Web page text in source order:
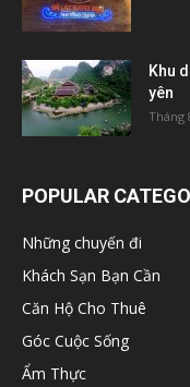
Khu
yên
Tháng
POPULAR
Những chuyến đi
Khách Sạn Bạn Cần
Căn Hộ Cho Thuê
Góc Cuộc Sống
Ẩm Thực